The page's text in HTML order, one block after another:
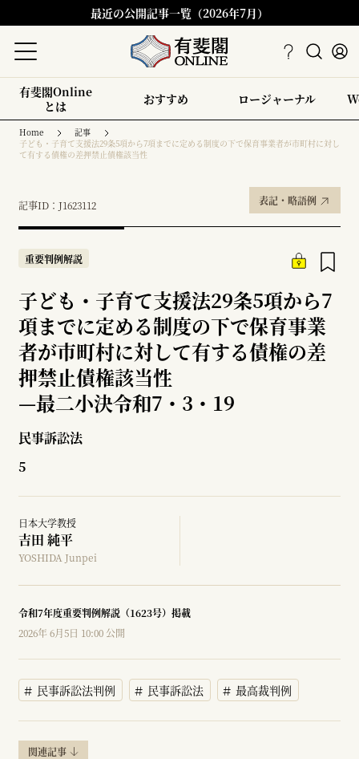
最近の公開記事一覧（2026年7月）
有斐閣Online
とは
おすすめ ロージャーナル
Home
記事
子ども・子育て支援法29条5項から7項までに定める制度の下で保育事業者が市町村に対し
て有する債権の差押禁止債権該当性
記事ID：J1623112 表記・略語例
重要判例解説
子ども・子育て支援法29条5項から7
項までに定める制度の下で保育事業
者が市町村に対して有する債権の差
押禁止債権該当性
—最二小決令和7・3・19
民事訴訟法
5
日本大学教授
吉田 純平
YOSHIDA Junpei
令和7年度重要判例解説（1623号）掲載
2026年 6月5日 10:00 公開
民事訴訟法判例 民事訴訟法 最高裁判例
関連記事